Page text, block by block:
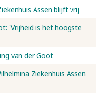
Assen blijft vrij
'Vrijheid is het hoogste
van der Goot
Ziekenhuis Assen